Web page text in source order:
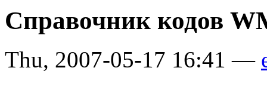
Справочник кодов
Thu, 2007-05-17 16:41 —